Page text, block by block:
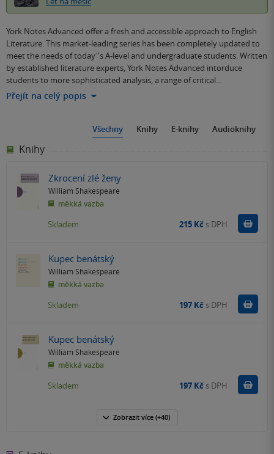
York Notes Advanced offer a fresh and accessible approach to English
Literature. This market-leading series has been completely updated to
meet the needs of today''s A-level and undergraduate students. Written
by established literature experts, York Notes Advanced intorduce
students to more sophisticated analysis, a range of critical…
Přejít na celý popis
Všechny Knihy E-knihy Audioknihy
Knihy
Zkrocení zlé ženy
William Shakespeare
měkká vazba
Skladem 215 Kč s DPH
Kupec benátský
William Shakespeare
měkká vazba
Skladem 197 Kč s DPH
Kupec benátský
William Shakespeare
měkká vazba
Skladem 197 Kč s DPH
Zobrazit více(+40)